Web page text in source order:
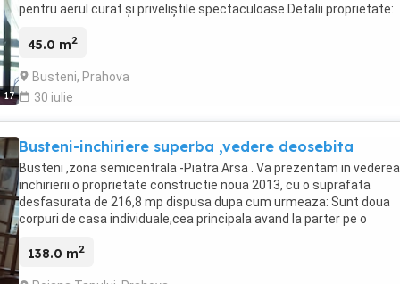
17
pentru aerul curat și priveliștile spectaculoase.Detalii proprietate:
Imobil: Bloc modern, nou, cu regim redus de înălțime (intimitate și
Compartimentare: Living luminos cu bucătărie open space Dormitor
spațios Baie Balcoane cu acces din ambele camere și vedere
blocului Construcție nouă la standarde moderne de calitate Design
contemporan, spații optimizate ideal atât pentru locuință
cât și casă de vacanță Localizare și atracții: Zona oferă acces
principalele puncte de interes din Bușteni: Castelul Cantacuzino
Traseele montane din Munții Bucegi Telecabina Bușteni - Babele
Condiții de închiriere: Perioadă minimă: Contract pe minim 1 2 an
inițială: 1 lună chirie în avans + 1 lună garanție Comision agenție:
contractului) Pentru detalii suplimentare sau pentru a programa o
45.0 m2
Busteni, Prahova
30 iulie
Busteni-inchiriere superba ,vedere deosebita
Busteni ,zona semicentrala -Piatra Arsa . Va prezentam in vederea
inchirierii o proprietate constructie noua 2013, cu o suprafata
desfasurata de 216,8 mp dispusa dupa cum urmeaza: Sunt doua
corpuri de casa individuale,cea principala avand la parter pe o
acces la o terasa loja cu o panorama spectaculoasa, bucatarie
138.0 m2